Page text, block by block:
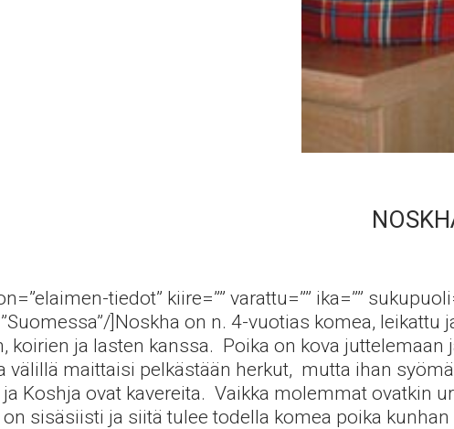
tiedot” kiire=”” varattu=”” ika=””
]Noskha on n. 4-vuotias komea,
koirien ja lasten kanssa. Poika on kova
välillä maittaisi pelkästään herkut, mutta ihan
Koshja ovat kavereita. Vaikka molemmat ovatkin
sisäsiisti ja siitä tulee todella komea poika